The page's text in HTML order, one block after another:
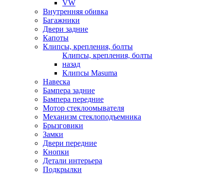
VW
Внутренняя обивка
Багажники
Двери задние
Капоты
Клипсы, крепления, болты
Клипсы, крепления, болты
назад
Клипсы Masuma
Навеска
Бампера задние
Бампера передние
Мотор стеклоомывателя
Механизм стеклоподъемника
Брызговики
Замки
Двери передние
Кнопки
Детали интерьера
Подкрылки